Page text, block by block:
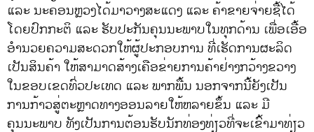
ແລະ ນະຄອນຫຼວງໄດ້ມາວາງສະແດງ ແລະ ຄ້າຂາຍຈ່າຍຊື້ໄດ້
ໂດຍປົກກະຕິ ແລະ ຮັບປະກັນຄຸນນະພາບໃນທຸກດ້ານ ເພື່ອເອື້ອ
ອໍານວຍຄວາມສະດວກໃຫ້ຜູ້ປະກອບການ ທີ່ເຮັດການຜະລິດ
ເປັນສິນຄ້າ ໃຫ້ສາມາດສ້າງເຄືອຂ່າຍການຄ້າຢ່າງກວ້າງຂວາງ
ໃນຂອບເຂດທົ່ວປະເທດ ແລະ ພາກພື້ນ ນອກຈາກນີ້ຍັງເປັນ
ການກ້າວສູ່ຕະຫຼາດທາງອອນລາຍໃຫ້ຫລາຍຂຶ້ນ ແລະ ມີ
ຄຸນນະພາບ ທັງເປັນການຕ້ອນຮັບນັກທ່ອງທ່ຽວທີ່ຈະເຂົ້າມາທ່ຽວ